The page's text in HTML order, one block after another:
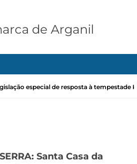
especial de resposta à tempestade
Santa Casa da